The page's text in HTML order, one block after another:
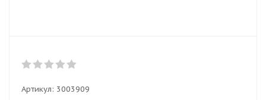
Артикул: 3003909